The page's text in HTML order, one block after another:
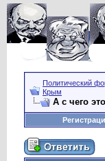
Политический
Крым
А с чего